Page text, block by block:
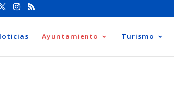
Ayuntamiento Turismo